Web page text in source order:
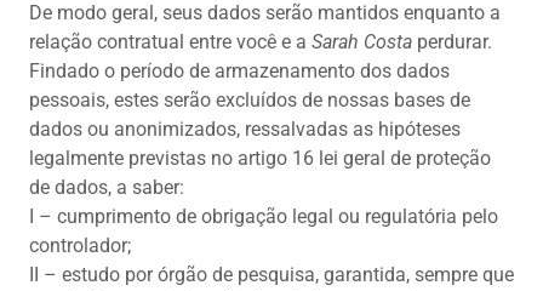
De modo geral, seus dados serão mantidos enquanto a
relação contratual entre você e a Sarah Costa perdurar.
Findado o período de armazenamento dos dados
pessoais, estes serão excluídos de nossas bases de
dados ou anonimizados, ressalvadas as hipóteses
legalmente previstas no artigo 16 lei geral de proteção
de dados, a saber:
I – cumprimento de obrigação legal ou regulatória pelo
controlador;
II – estudo por órgão de pesquisa, garantida, sempre que